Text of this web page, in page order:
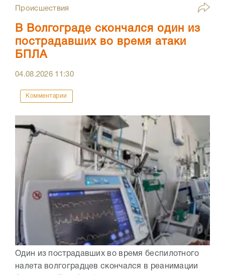
Происшествия
В Волгограде скончался один из
пострадавших во время атаки
БПЛА
04.08.2026 11:30
Комментарии
Один из пострадавших во время беспилотного
налета волгоградцев скончался в реанимации